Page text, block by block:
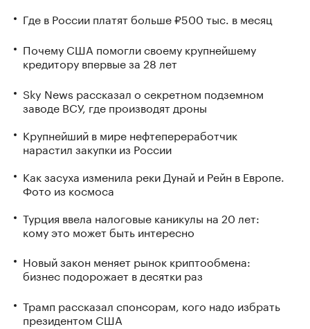
Где в России платят больше ₽500 тыс. в месяц
Почему США помогли своему крупнейшему
кредитору впервые за 28 лет
Sky News рассказал о секретном подземном
заводе ВСУ, где производят дроны
Крупнейший в мире нефтепереработчик
нарастил закупки из России
Как засуха изменила реки Дунай и Рейн в Европе.
Фото из космоса
Турция ввела налоговые каникулы на 20 лет:
кому это может быть интересно
Новый закон меняет рынок криптообмена:
бизнес подорожает в десятки раз
Трамп рассказал спонсорам, кого надо избрать
президентом США